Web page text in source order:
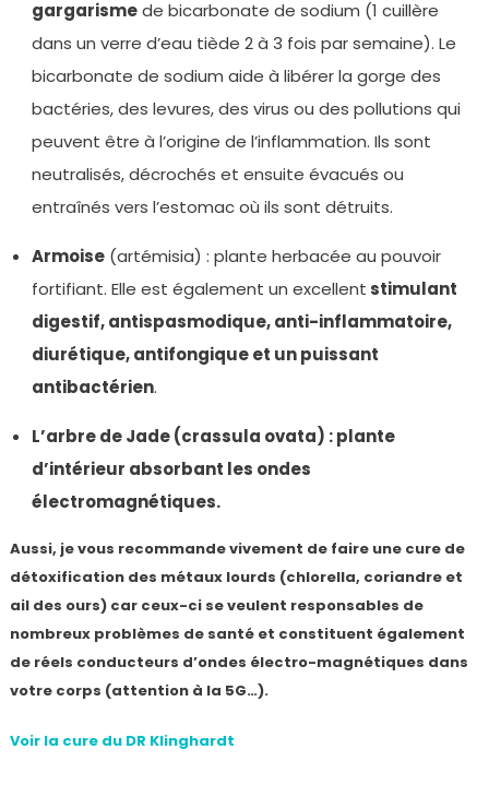
gargarismede bicarbonate de sodium (1 cuillère
dans un verre d’eau tiède 2 à 3 fois par semaine). Le
bicarbonate de sodium aide à libérer la gorge des
bactéries, des levures, des virus ou des pollutions qui
peuvent être à l’origine de l’inflammation. Ils sont
neutralisés, décrochés et ensuite évacués ou
entraînés vers l’estomac où ils sont détruits.
Armoise(artémisia) : plante herbacée au pouvoir
fortifiant. Elle est également un excellent stimulant
digestif, antispasmodique, anti-inflammatoire,
diurétique, antifongique et un puissant
antibactérien.
L’arbre de Jade (crassula ovata) : plante
d’intérieur absorbant les ondes
électromagnétiques.
Aussi, je vous recommande vivement de faire une cure de
détoxification des métaux lourds (chlorella, coriandre et
ail des ours) car ceux-ci se veulent responsables de
nombreux problèmes de santé et constituent également
de réels conducteurs d’ondes électro-magnétiques dans
votre corps (attention à la 5G…).
Voir la cure du DR Klinghardt